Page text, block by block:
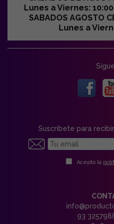
Lunes a Viernes:
SABADOS AGOSTO
Lunes a
Suscríbete para
Acepto la
93